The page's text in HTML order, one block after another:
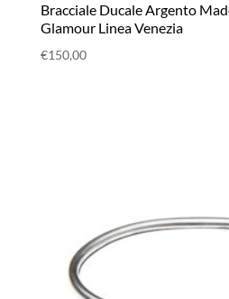
Bracciale Ducale Argento
Glamour Linea Venezia
€150,00